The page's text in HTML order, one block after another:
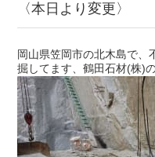
〈本日より変更〉
岡山県笠岡市の北木島で
掘してます、鶴田石材(株)